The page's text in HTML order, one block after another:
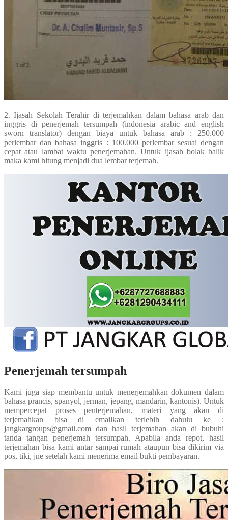
2. Ijasah Sekolah Terahir di terjemahkan dalam bahasa arab dan
inggris di penerjemah tersumpah (indonesia arabic and english
sworn translator) dengan biaya untuk bahasa arab : 250.000
perlembar dan bahasa inggris : 100.000 perlembar sesuai dengan
cepat atau lambat waktu penerjemahan. Untuk ijasah bolak balik
maka kami hitung menjadi dua lembar terjemah.
Penerjemah tersumpah
Kami juga siap membantu untuk menerjemahkan dokumen dalam
bahasa prancis, spanyol, jerman, jepang, mandarin, kantonis). Untuk
mempercepat proses penterjemahan, materi yang akan di
terjemahkan bisa di emailkan terlebih dahulu ke :
jangkargroups@gmail.com dan hasil terjemahan akan di bubuhi
tanda tangan penerjemah tersumpah. Apabila anda repot, hasil
terjemahan bisa kami antar sampai rumah ataupun bisa dikirim via
pos, tiki, jne setelah kami menerima email bukti pembayaran.